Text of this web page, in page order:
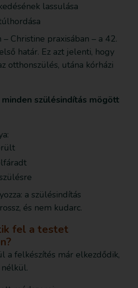
lassulása
Christine praxisában – a 42.
határ. Ez azt jelenti, hogy
otthonszülés, utána kórházi
minden szülésindítás mögött
a szülésindítás
és nem kudarc.
fel a testet
a felkészítés már elkezdődik,
nélkül.